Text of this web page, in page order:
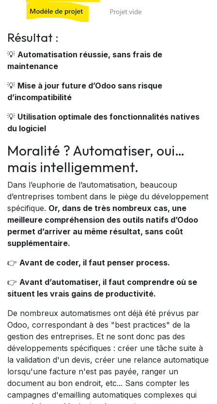
Résultat :
💡 Automatisation réussie, sans frais de
maintenance
💡 Mise à jour future d’Odoo sans risque
d’incompatibilité
💡 Utilisation optimale des fonctionnalités natives
du logiciel
Moralité ? Automatiser, oui…
mais intelligemment.
Dans l’euphorie de l’automatisation, beaucoup
d’entreprises tombent dans le piège du développement
spécifique. Or, dans de très nombreux cas, une
meilleure compréhension des outils natifs d’Odoo
permet d’arriver au même résultat, sans coût
supplémentaire.
👉 Avant de coder, il faut penser process.
👉 Avant d’automatiser, il faut comprendre où se
situent les vrais gains de productivité.
De nombreux automatismes ont déjà été prévus par
Odoo, correspondant à des "best practices" de la
gestion des entreprises. Et ne sont donc pas des
développements spécifiques : créer une tâche suite à
la validation d'un devis, créer une relance automatique
lorsqu'une facture n'est pas payée, ranger un
document au bon endroit, etc... Sans compter les
campagnes d'emailling automatiques complexes qui